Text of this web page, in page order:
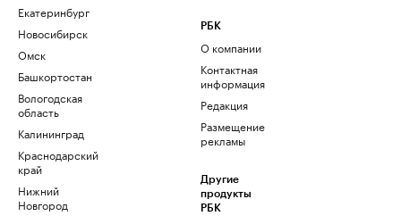
Екатеринбург
Новосибирск
Омск
Башкортостан
Вологодская
область
Калининград
Краснодарский
край
Нижний
Новгород
РБК
О компании
Контактная
информация
Редакция
Размещение
рекламы
Другие
продукты
РБК